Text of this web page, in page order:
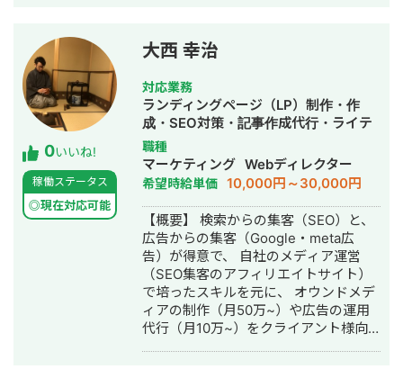
ン(ハイフ、エステなど) これらのアカ
ウント構築をゼロから行った経験があ
ります。 ・取得したリストをどのよう
に利益に繋げれば良いかわからない ・
アクセスは集まっているが商品の販売
方法がわからない ・複数の人に何度も
購入してもらってLTVを上げたい 上記
に当てはまる方は、是非気軽にチャッ
トワークにてご相談ください。
ております。 ■私の経験 ・月予算30万
円〜140万円の広告運用 ・広告運用チ
ームの責任者 ・一事業におけるSNSと
広告を使ったリスト獲得からLステッ
プ、メルマガを使った教育・セール
ス、 Google Analyticsを使った分
析、改善案までを1人で構築、運用 ■稼
働できる時間帯 フリーランスですの
で、終日対応可能です。 連絡手段は
・LINE ・Gmail ・Twitter(DM)
・Messenger ・Chatwork ・
Slack のいずれかにて可能です。
ご依頼の際には、ビジネスモデルをお
聞きし、 KPIを達成できるような高
い広告戦略をご提案いたします！ ■こ
れまで携わった案件・運用できる案件
・メルマガ、LINE、リスト集客 ・SNS
運用(Twitter・Instagram) ・セミナー
0いいね!
稼働ステータス
◎現在対応可能
大西 幸治
対応業務
ランディングページ（LP）制作・作
成・SEO対策・記事作成代行・ライテ
ィング・リスティング広告運用代行・
オウンドメディア制作・構築・運用代
行
職種
マーケティング Webディレクター
希望時給単価 10,000円～30,000円
【概要】 検索からの集客（SEO）と、
広告からの集客（Google・meta広
告）が得意で、 自社のメディア運営
（SEO集客のアフィリエイトサイト）
で培ったスキルを元に、 オウンドメデ
ィアの制作（月50万~）や広告の運用
代行（月10万~）をクライアント様向